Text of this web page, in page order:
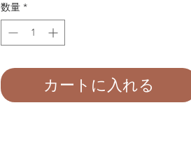
もし、アイロンをかける時は画像の後ろから
お勧め致します。スチームのアイロンでござ
す。
洗濯で洗う場合は常温の温度をお勧めしま
数量 *
カートに入れる